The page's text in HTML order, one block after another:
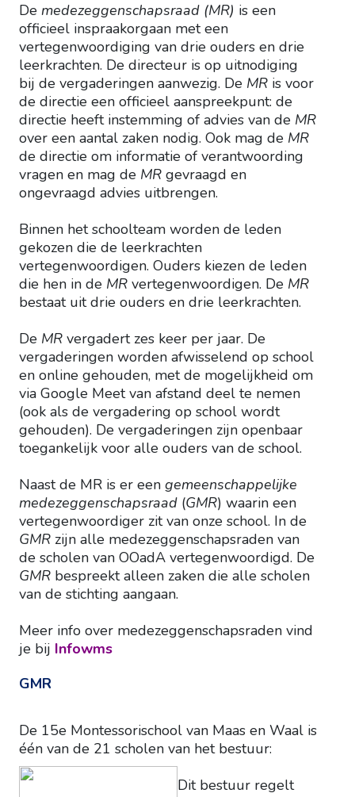
De medezeggenschapsraad (MR) is een
officieel inspraakorgaan met een
vertegenwoordiging van drie ouders en drie
leerkrachten. De directeur is op uitnodiging
bij de vergaderingen aanwezig. De MR is voor
de directie een officieel aanspreekpunt: de
directie heeft instemming of advies van de MR
over een aantal zaken nodig. Ook mag de MR
de directie om informatie of verantwoording
vragen en mag de MR gevraagd en
ongevraagd advies uitbrengen.
Binnen het schoolteam worden de leden
gekozen die de leerkrachten
vertegenwoordigen. Ouders kiezen de leden
die hen in de MR vertegenwoordigen. De MR
bestaat uit drie ouders en drie leerkrachten.
De MR vergadert zes keer per jaar. De
vergaderingen worden afwisselend op school
en online gehouden, met de mogelijkheid om
via Google Meet van afstand deel te nemen
(ook als de vergadering op school wordt
gehouden). De vergaderingen zijn openbaar
toegankelijk voor alle ouders van de school.
Naast de MR is er een gemeenschappelijke
medezeggenschapsraad (GMR) waarin een
vertegenwoordiger zit van onze school. In de
GMR zijn alle medezeggenschapsraden van
de scholen van OOadA vertegenwoordigd. De
GMR bespreekt alleen zaken die alle scholen
van de stichting aangaan.
Meer info over medezeggenschapsraden vind
je bij Infowms
GMR
De 15e Montessorischool van Maas en Waal is
één van de 21 scholen van het bestuur:
Dit bestuur regelt